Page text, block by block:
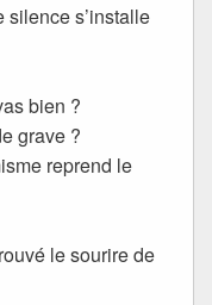
silence s’installe
bien ?
grave ?
reprend le
le sourire de